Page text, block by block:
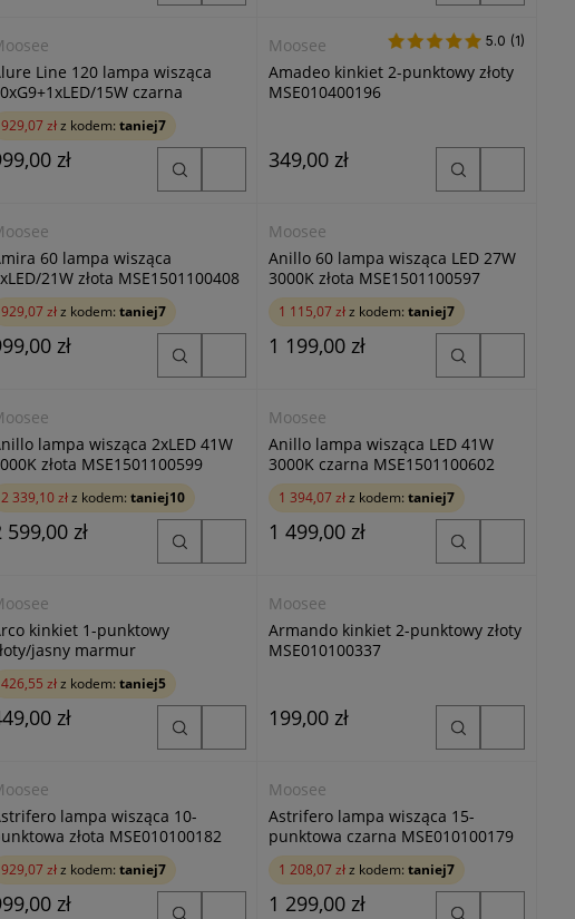
Line 120 lampa wisząca
15W czarna
929,07 złz kodem: taniej7
zł
Moosee
Amadeo kinkiet 2-punktowy złoty
MSE010400196
5.0 (1)
5.0 (1)
349,00 zł
60 lampa wisząca
21W złota MSE1501100408
929,07 złz kodem: taniej7
zł
Moosee
Anillo 60 lampa wisząca LED 27W
3000K złota MSE1501100597
1 115,07 złz kodem:taniej7
1 199,00 zł
lampa wisząca 2xLED 41W
złota MSE1501100599
2 339,10 złz kodem: taniej10
599,00 zł
Moosee
Anillo lampa wisząca LED 41W
3000K czarna MSE1501100602
1 394,07 złz kodem:taniej7
1 499,00 zł
kinkiet 1-punktowy
jasny marmur
426,55 złz kodem: taniej5
zł
Moosee
Armando kinkiet 2-punktowy złoty
MSE010100337
199,00 zł
lampa wisząca 10-
punktowa złota MSE010100182
929,07 złz kodem: taniej7
zł
Moosee
Astrifero lampa wisząca 15-
punktowa czarna MSE010100179
1 208,07 złz kodem:taniej7
1 299,00 zł